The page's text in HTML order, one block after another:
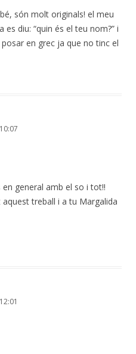
són molt originals! el meu
es diu: “quin és el teu nom?” i
posar en grec ja que no tinc el
general amb el so i tot!!
treball i a tu Margalida